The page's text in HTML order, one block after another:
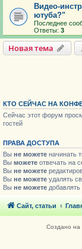
Видео-
ютуба?"
Последнее
Ответы: 3
Новая тема
КТО СЕЙЧАС НА
Сейчас этот форум
гостей
ПРАВА ДОСТУПА
Вы не можете начинать
Вы можете отвечать на
Вы не можете
Вы не можете удалять
Вы не можете
Сайт, статьи
Создано на